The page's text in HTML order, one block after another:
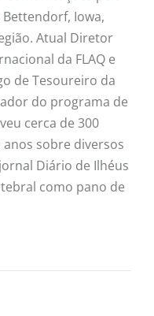
Iowa,
Atual Diretor
da FLAQ e
de Tesoureiro da
do programa de
cerca de 300
sobre diversos
Diário de Ilhéus
como pano de